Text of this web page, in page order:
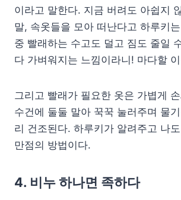
이라고 말한다. 지금 버려도 아쉽지
말, 속옷들을 모아 떠난다고 하루키
중 빨래하는 수고도 덜고 짐도 줄일
다 가벼워지는 느낌이라니! 마다할
그리고 빨래가 필요한 옷은 가볍게
수건에 둘둘 말아 꾹꾹 눌러주며 물
리 건조된다. 하루키가 알려주고 나
만점의 방법이다.
4. 비누 하나면 족하다